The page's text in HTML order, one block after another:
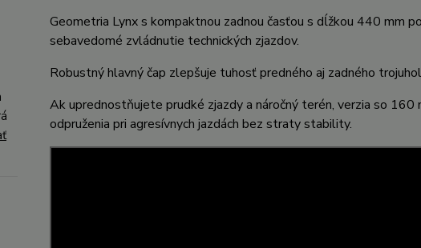
Geometria Lynx s kompaktnou zadnou časťou s dĺžkou 440 mm
sebavedomé zvládnutie technických zjazdov.
Robustný hlavný čap zlepšuje tuhosť predného aj zadného
Ak uprednostňujete prudké zjazdy a náročný terén, verzia so
odpruženia pri agresívnych jazdách bez straty stability.